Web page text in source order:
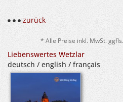
zurück
* Alle Preise inkl. MwSt.
Liebenswertes Wetzlar
deutsch / english / français